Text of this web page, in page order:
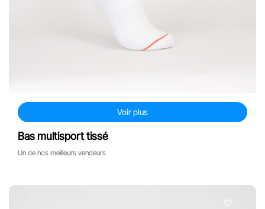
Voir plus
Bas multisport tissé
Un de nos meilleurs vendeurs
♡